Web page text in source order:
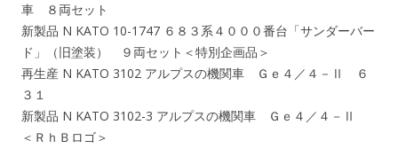
車 ８両セット
新製品 N KATO 10-1747 ６８３系４０００番台「サンダーバー
ド」（旧塗装） ９両セット＜特別企画品＞
再生産 N KATO 3102 アルプスの機関車 Ｇｅ４／４－Ⅱ ６
３１
新製品 N KATO 3102-3 アルプスの機関車 Ｇｅ４／４－Ⅱ
＜ＲｈＢロゴ＞